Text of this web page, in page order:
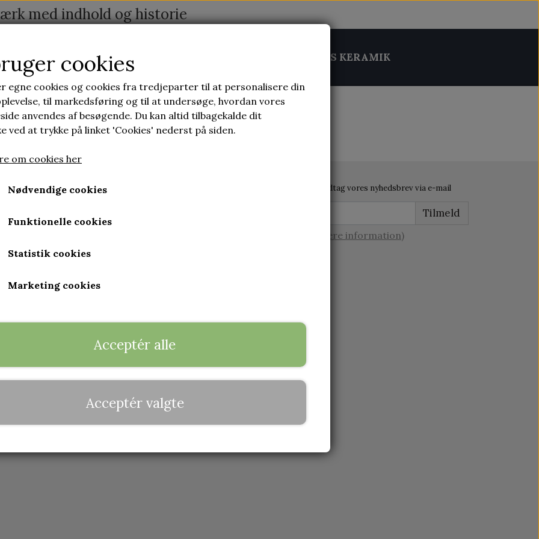
med indhold og historie
LAV SELV KERAMIK BRUGS KERAMIK
hjemmeside abonnement
Modtag vores nyhedsbrev via e-mail
Tilmeld
(mere information)
cookies
egne cookies og cookies fra tredjeparter til at personalisere din
til markedsføring og til at undersøge, hvordan vores
anvendes af besøgende. Du kan altid tilbagekalde dit
ved at trykke på linket 'Cookies' nederst på siden.
om cookies her
Nødvendige cookies
Funktionelle cookies
Statistik cookies
Marketing cookies
Acceptér alle
Acceptér valgte